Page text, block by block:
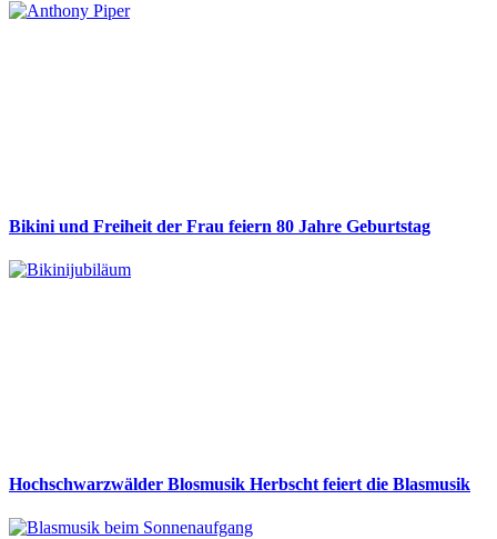
Bikini und Freiheit der Frau feiern 80 Jahre Geburtstag
Hochschwarzwälder Blosmusik Herbscht feiert die Blasmusik